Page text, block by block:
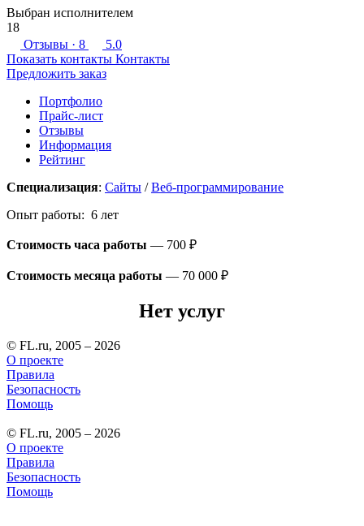
Выбран исполнителем
18
Отзывы · 8
5.0
Показать контакты Контакты
Предложить заказ
Портфолио
Прайс-лист
Отзывы
Информация
Рейтинг
Специализация: Сайты /Веб-программирование
Опыт работы: 6 лет
Стоимость часа работы — 700 ₽
Стоимость месяца работы — 70 000 ₽
Нет услуг
© FL.ru, 2005 – 2026
О проекте
Правила
Безопасность
Помощь
© FL.ru, 2005 – 2026
О проекте
Правила
Безопасность
Помощь